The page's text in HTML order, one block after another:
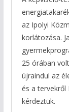
az Ipolyi
korlátozása.
25 órában
újraindul az
és a tervekről
kérdeztük.